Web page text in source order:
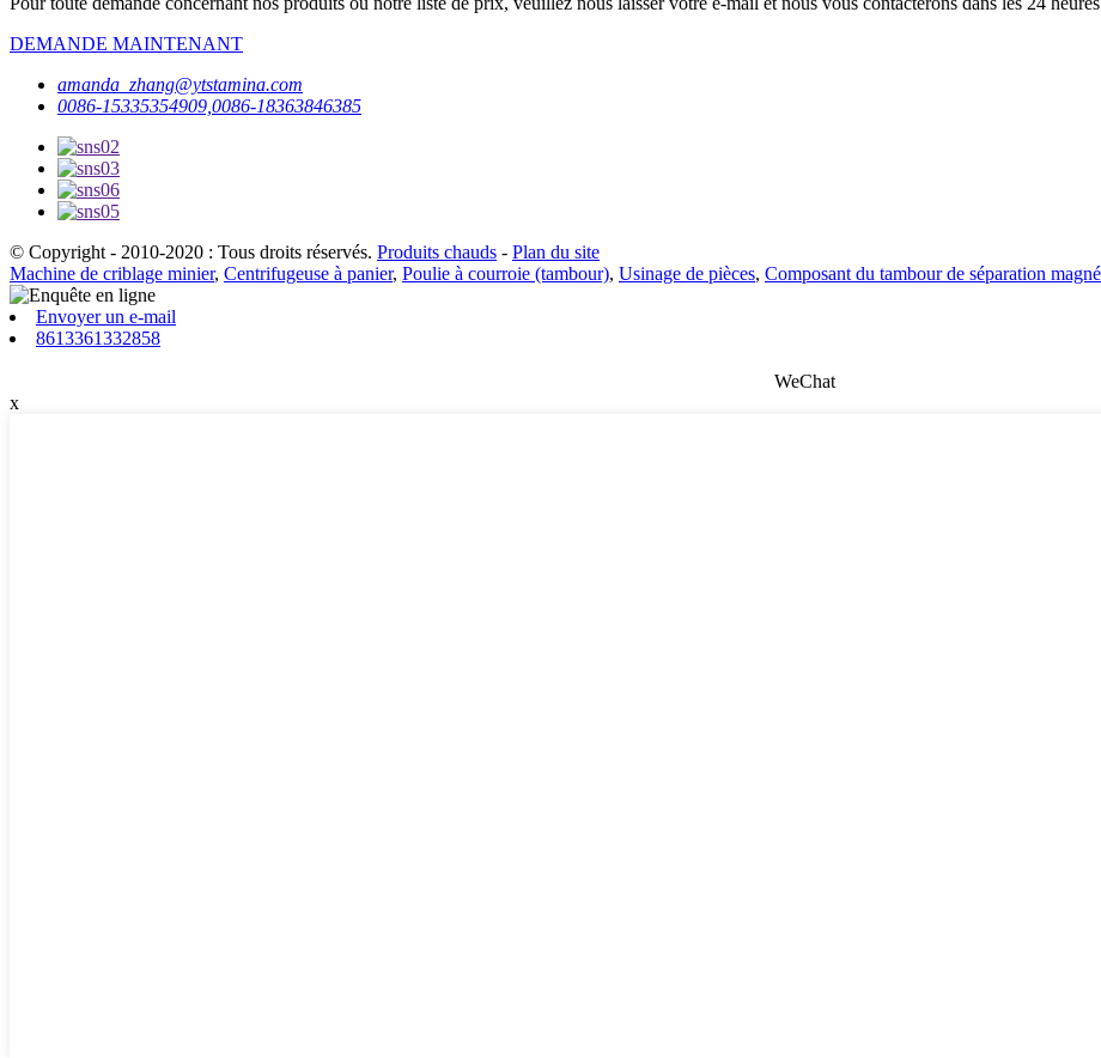
DEMANDE MAINTENANT
amanda_zhang@ytstamina.com
0086-15335354909,0086-18363846385
© Copyright - 2010-2020 : Tous droits réservés. Produits chauds - Plan du site
Machine de criblage minier, Centrifugeuse à panier, Poulie à courroie (tambour), Usinage de pièces, Composant du tambour de séparation
Envoyer un e-mail
8613361332858
WeChat
x